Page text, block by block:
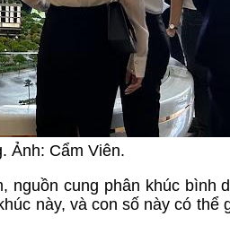
Ảnh: Cẩm Viên.
nguồn cung phân khúc bình
này, và con số này có thể